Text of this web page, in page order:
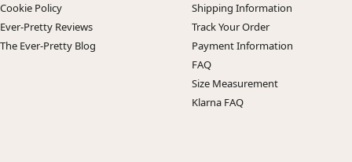
Cookie Policy
Ever-Pretty Reviews
The Ever-Pretty Blog
Shipping Information
Track Your Order
Payment Information
FAQ
Size Measurement
Klarna FAQ